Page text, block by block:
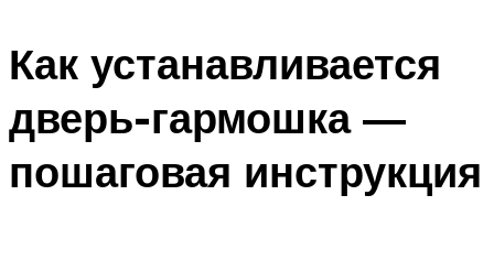
Как устанавливается
дверь-гармошка —
пошаговая инструкция